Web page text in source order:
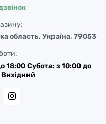
область, Україна, 79053
18:00 Субота: з 10:00 до